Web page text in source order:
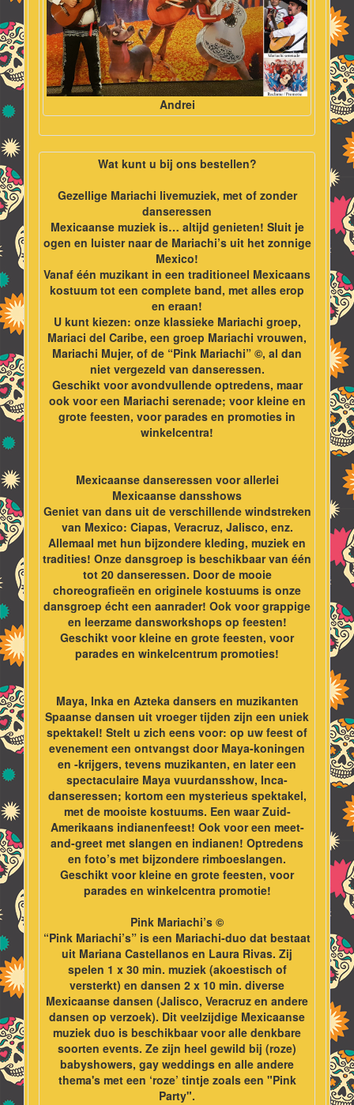
Andrei
Wat kunt u bij ons bestellen?
Gezellige Mariachi livemuziek, met of zonder
danseressen
Mexicaanse muziek is… altijd genieten! Sluit je
ogen en luister naar de Mariachi’s uit het zonnige
Mexico!
Vanaf één muzikant in een traditioneel Mexicaans
kostuum tot een complete band, met alles erop
en eraan!
U kunt kiezen: onze klassieke Mariachi groep,
Mariaci del Caribe, een groep Mariachi vrouwen,
Mariachi Mujer, of de “Pink Mariachi” ©, al dan
niet vergezeld van danseressen.
Geschikt voor avondvullende optredens, maar
ook voor een Mariachi serenade; voor kleine en
grote feesten, voor parades en promoties in
winkelcentra!
Mexicaanse danseressen voor allerlei
Mexicaanse dansshows
Geniet van dans uit de verschillende windstreken
van Mexico: Ciapas, Veracruz, Jalisco, enz.
Allemaal met hun bijzondere kleding, muziek en
tradities! Onze dansgroep is beschikbaar van één
tot 20 danseressen. Door de mooie
choreografieën en originele kostuums is onze
dansgroep écht een aanrader! Ook voor grappige
en leerzame dansworkshops op feesten!
Geschikt voor kleine en grote feesten, voor
parades en winkelcentrum promoties!
Maya, Inka en Azteka dansers en muzikanten
Spaanse dansen uit vroeger tijden zijn een uniek
spektakel! Stelt u zich eens voor: op uw feest of
evenement een ontvangst door Maya-koningen
en -krijgers, tevens muzikanten, en later een
spectaculaire Maya vuurdansshow, Inca-
danseressen; kortom een mysterieus spektakel,
met de mooiste kostuums. Een waar Zuid-
Amerikaans indianenfeest! Ook voor een meet-
and-greet met slangen en indianen! Optredens
en foto’s met bijzondere rimboeslangen.
Geschikt voor kleine en grote feesten, voor
parades en winkelcentra promotie!
Pink Mariachi’s ©
“Pink Mariachi’s” is een Mariachi-duo dat bestaat
uit Mariana Castellanos en Laura Rivas. Zij
spelen 1 x 30 min. muziek (akoestisch of
versterkt) en dansen 2 x 10 min. diverse
Mexicaanse dansen (Jalisco, Veracruz en andere
dansen op verzoek). Dit veelzijdige Mexicaanse
muziek duo is beschikbaar voor alle denkbare
soorten events. Ze zijn heel gewild bij (roze)
babyshowers, gay weddings en alle andere
thema's met een ‘roze’ tintje zoals een "Pink
Party".